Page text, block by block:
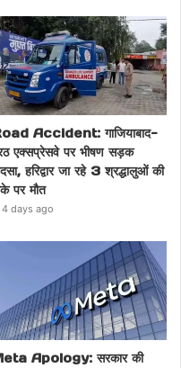
Accident: गाजियाबाद-
एक्सप्रेसवे पर भीषण सड़क
हरिद्वार जा रहे 3 श्रद्धालुओं की
पर मौत
4 days ago
Apology: सरकार की